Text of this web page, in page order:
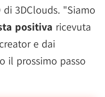
di 3DClouds. "Siamo
positiva ricevuta
e dai
il prossimo passo